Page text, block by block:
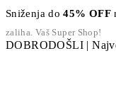
Sniženja do45% OFF
zaliha. Vaš Super Shop!
DOBRODOŠLI |